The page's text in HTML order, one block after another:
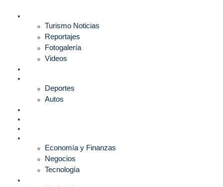
Turismo Noticias
Reportajes
Fotogalería
Videos
Deportes
Autos
Economía y Finanzas
Negocios
Tecnología